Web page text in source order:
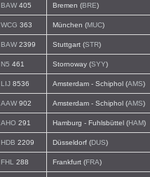
BAW405 Bremen (BRE)
WCG 363 München (MUC)
BAW2399 Stuttgart (STR)
N5 461 Stornoway (SYY)
LIJ 8536 Amsterdam - Schiphol (AMS)
AAW902 Amsterdam - Schiphol (AMS)
AHO 291 Hamburg - Fuhlsbüttel (HAM)
HDB 2209 Düsseldorf (DUS)
FHL 288 Frankfurt (FRA)